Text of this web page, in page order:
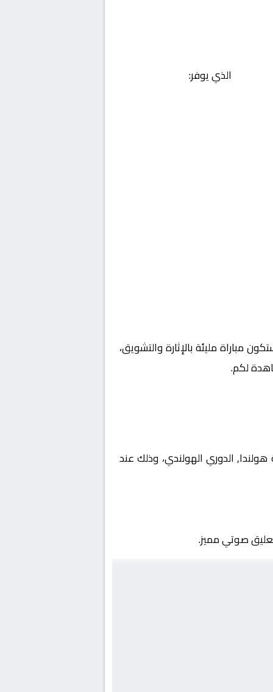
الذي يوفر:
مباراة مليئة بالإثارة والتشويق،
لكم.
بطولة هولندا, الدوري الهولندي، وذلك عند
صوتي مميز.